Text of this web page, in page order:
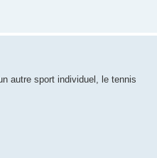
autre sport individuel, le tennis